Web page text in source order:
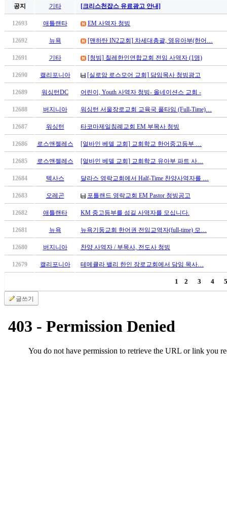
최
렌
사
순
기
미
진
기
대
후
센
터
토
공지 기타 [크리스천잡스 유료광고 안내]
12693 애틀랜타 EM 사역자 청빙
12692 뉴욕 [맨하탄 IN2교회] 차세대총괄, 영유아부(한어…
12691 기타 [청빙] 칠레한인연합교회 전임 사역자 (1명)
12690 캘리포니아 [실로암 로스모어 교회] 담임목사 청빙광고
12689 워싱턴DC 어린이, Youth 사역자 청빙- 올네이션스 교회 -
12688 버지니아 워싱턴 서울장로교회 교육국 풀타임 (Full-Time)…
12687 워싱턴 타코마제일침례교회 EM 부목사 청빙
12686 로스앤젤레스 [얼바인 베델 교회] 교회학교 한어중고등부 …
12685 로스앤젤레스 [얼바인 베델 교회] 교회학교 유아부 파트 사…
12684 텍사스 달라스 영락교회에서 Half-Time 찬양사역자를 …
12683 오레곤 포틀랜드 영락교회 EM Pastor 청빙공고
12682 애틀랜타 KM 중고등부를 섬길 사역자를 모십니다.
12681 뉴욕 뉴욕기둥교회 한어권 전임교역자(full-time) 모…
12680 버지니아 찬양 사역자 / 부목사, 전도사 청빙
12679 캘리포니아 테메큘라 밸리 한인 장로교회에서 담임 목사…
1 2 3 4 5
글쓰기